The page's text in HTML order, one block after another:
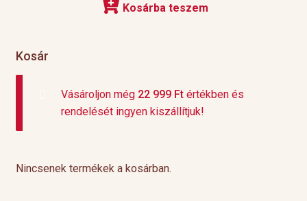
Kosárba teszem
Kosár
Vásároljon még 22 999 Ftértékben és
rendelését ingyen kiszállítjuk!
Nincsenek termékek a kosárban.